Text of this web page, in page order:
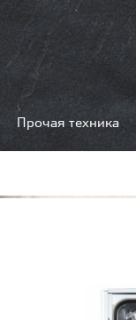
Прочая техника